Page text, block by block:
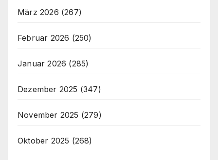
März 2026 (267)
Februar 2026 (250)
Januar 2026 (285)
Dezember 2025 (347)
November 2025 (279)
Oktober 2025 (268)